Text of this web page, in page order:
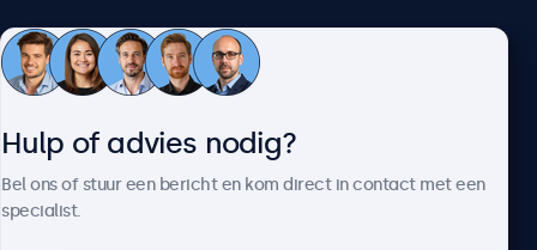
Klantenservice
Hulp of advies nodig?
Bel ons of stuur een bericht en kom direct in contact met een
specialist.